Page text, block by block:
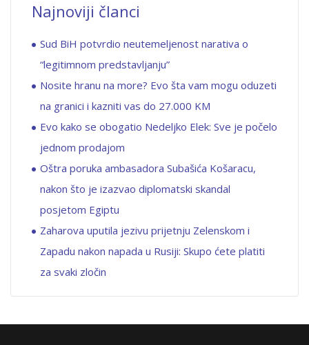
Najnoviji članci
Sud BiH potvrdio neutemeljenost narativa o
“legitimnom predstavljanju”
Nosite hranu na more? Evo šta vam mogu oduzeti
na granici i kazniti vas do 27.000 KM
Evo kako se obogatio Nedeljko Elek: Sve je počelo
jednom prodajom
Oštra poruka ambasadora Subašića Košaracu,
nakon što je izazvao diplomatski skandal
posjetom Egiptu
Zaharova uputila jezivu prijetnju Zelenskom i
Zapadu nakon napada u Rusiji: Skupo ćete platiti
za svaki zločin